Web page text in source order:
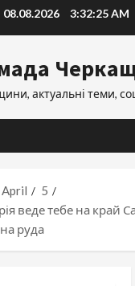
08.08.2026 3:32:26 AM
актуальні теми,
April
5
веде тебе на край
руда